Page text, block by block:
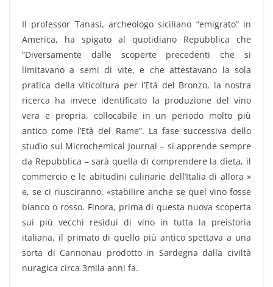
Il professor Tanasi, archeologo siciliano “emigrato” in
America, ha spigato al quotidiano Repubblica che
“Diversamente dalle scoperte precedenti che si
limitavano a semi di vite, e che attestavano la sola
pratica della viticoltura per l’Età del Bronzo, la nostra
ricerca ha invece identificato la produzione del vino
vera e propria, collocabile in un periodo molto più
antico come l’Età del Rame”. La fase successiva dello
studio sul Microchemical Journal – si apprende sempre
da Repubblica – sarà quella di comprendere la dieta, il
commercio e le abitudini culinarie dell’Italia di allora »
e, se ci riusciranno, «stabilire anche se quel vino fosse
bianco o rosso. Finora, prima di questa nuova scoperta
sui più vecchi residui di vino in tutta la preistoria
italiana, il primato di quello più antico spettava a una
sorta di Cannonau prodotto in Sardegna dalla civiltà
nuragica circa 3mila anni fa.